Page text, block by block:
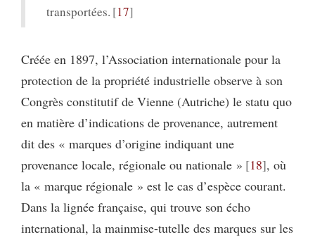
transportées. 17
Créée en 1897, l’Association internationale pour la
protection de la propriété industrielle observe à son
Congrès constitutif de Vienne (Autriche) le statu quo
en matière d’indications de provenance, autrement
dit des « marques d’origine indiquant une
provenance locale, régionale ou nationale » 18 , où
la « marque régionale » est le cas d’espèce courant.
Dans la lignée française, qui trouve son écho
international, la mainmise-tutelle des marques sur les